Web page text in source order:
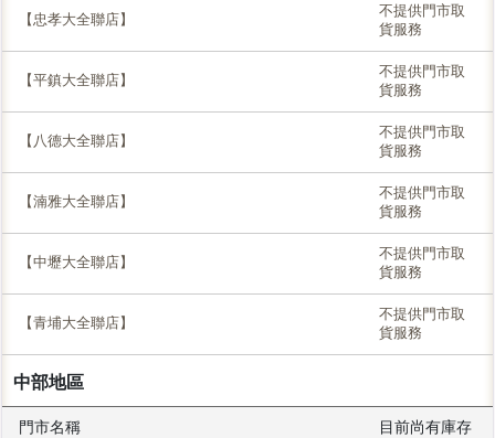
【忠孝大全聯店】
不提供門市取
貨服務
【平鎮大全聯店】
不提供門市取
貨服務
【八德大全聯店】
不提供門市取
貨服務
【湳雅大全聯店】
不提供門市取
貨服務
【中壢大全聯店】
不提供門市取
貨服務
【青埔大全聯店】
不提供門市取
貨服務
中部地區
門市名稱 目前尚有庫存